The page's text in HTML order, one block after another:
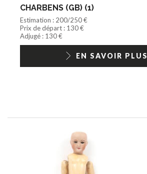
CHARBENS (GB) (1)
Estimation : 200/250 €
Prix de départ : 130 €
Adjugé : 130 €
EN SAVOIR PLUS